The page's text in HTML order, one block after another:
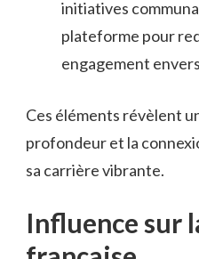
initiatives
plateforme pour
engagement
Ces éléments révèlent
profondeur et la
sa carrière vibrante.
Influence sur